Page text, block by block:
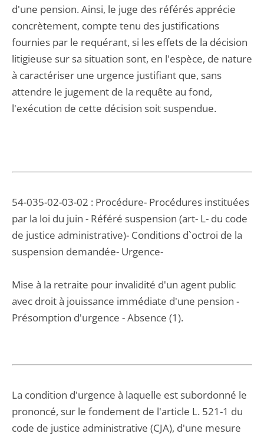
d'une pension. Ainsi, le juge des référés apprécie
concrètement, compte tenu des justifications
fournies par le requérant, si les effets de la décision
litigieuse sur sa situation sont, en l'espèce, de nature
à caractériser une urgence justifiant que, sans
attendre le jugement de la requête au fond,
l'exécution de cette décision soit suspendue.
54-035-02-03-02 : Procédure- Procédures instituées
par la loi du juin - Référé suspension (art- L- du code
de justice administrative)- Conditions d`octroi de la
suspension demandée- Urgence-
Mise à la retraite pour invalidité d'un agent public
avec droit à jouissance immédiate d'une pension -
Présomption d'urgence - Absence (1).
La condition d'urgence à laquelle est subordonné le
prononcé, sur le fondement de l'article L. 521-1 du
code de justice administrative (CJA), d'une mesure